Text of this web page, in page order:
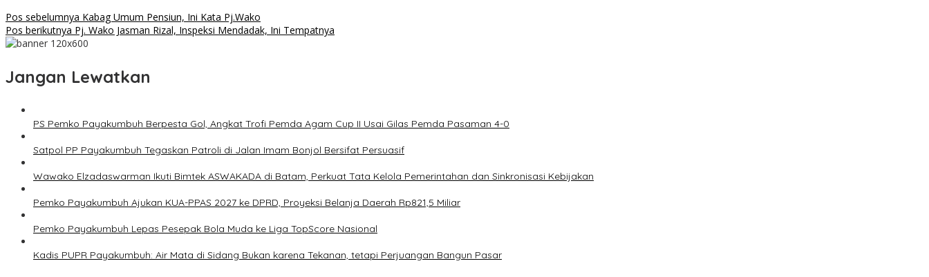
Pos sebelumnya Kabag Umum Pensiun, Ini Kata Pj.Wako
Pos berikutnya Pj. Wako Jasman Rizal, Inspeksi Mendadak, Ini Tempatnya
Jangan Lewatkan
PS Pemko Payakumbuh Berpesta Gol, Angkat Trofi Pemda Agam Cup II Usai Gilas Pemda Pasaman 4-0
Satpol PP Payakumbuh Tegaskan Patroli di Jalan Imam Bonjol Bersifat Persuasif
Wawako Elzadaswarman Ikuti Bimtek ASWAKADA di Batam, Perkuat Tata Kelola Pemerintahan dan Sinkronisasi Kebijakan
Pemko Payakumbuh Ajukan KUA-PPAS 2027 ke DPRD, Proyeksi Belanja Daerah Rp821,5 Miliar
Pemko Payakumbuh Lepas Pesepak Bola Muda ke Liga TopScore Nasional
Kadis PUPR Payakumbuh: Air Mata di Sidang Bukan karena Tekanan, tetapi Perjuangan Bangun Pasar